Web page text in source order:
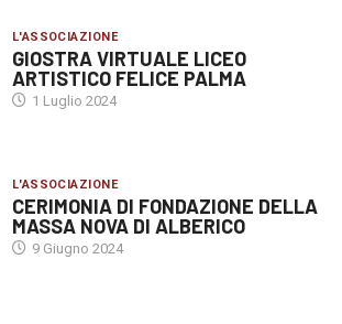
L'ASSOCIAZIONE
GIOSTRA VIRTUALE LICEO
ARTISTICO FELICE PALMA
1 Luglio 2024
L'ASSOCIAZIONE
CERIMONIA DI FONDAZIONE DELLA
MASSA NOVA DI ALBERICO
9 Giugno 2024